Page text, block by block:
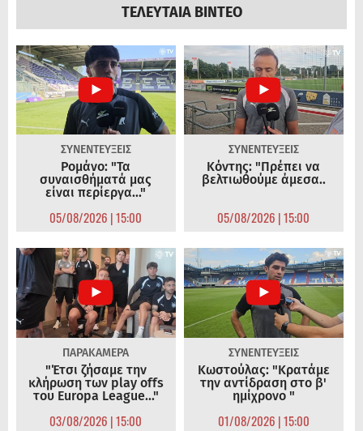
ΤΕΛΕΥΤΑΙΑ ΒΙΝΤΕΟ
ΣΥΝΕΝΤΕΥΞΕΙΣ
Ρομάνο: "Τα
συναισθήματά μας
είναι περίεργα..."
05/08/2026 | 15:00
ΣΥΝΕΝΤΕΥΞΕΙΣ
Κόντης: "Πρέπει να
βελτιωθούμε άμεσα..
05/08/2026 | 15:00
ΠΑΡΑΚΑΜΕΡΑ
"Έτσι ζήσαμε την
κλήρωση των play offs
του Europa League..."
03/08/2026 | 15:00
ΣΥΝΕΝΤΕΥΞΕΙΣ
Κωστούλας: "Κρατάμε
την αντίδραση στο β'
ημίχρονο "
01/08/2026 | 15:00